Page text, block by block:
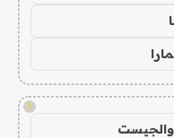
!
والجيست